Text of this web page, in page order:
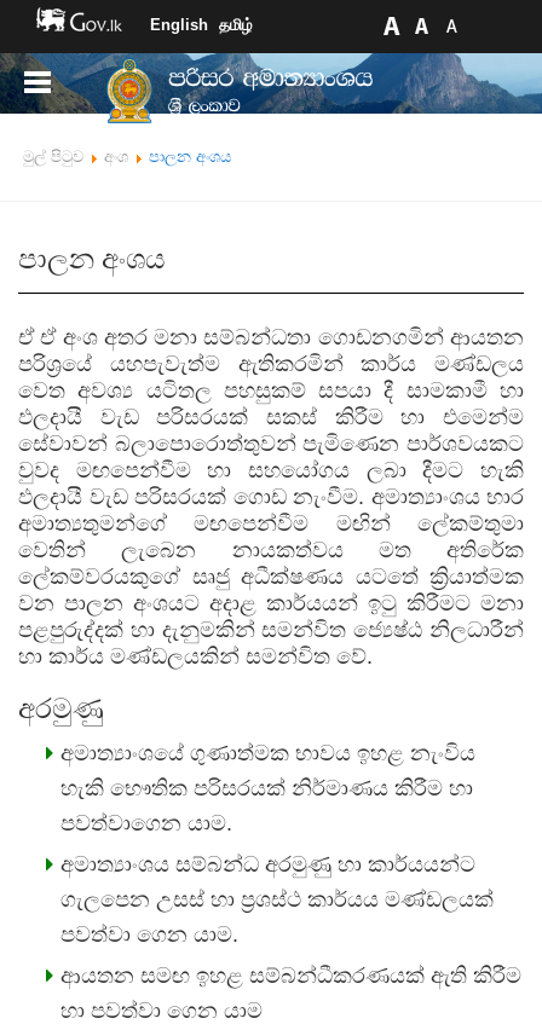
English தமிழ்
මුල් පිටුව අංශ පාලන අංශය
පාලන අංශය
ඒ ඒ අංශ අතර මනා සම්බන්ධතා ගොඩනගමින් ආයතන
පරිශ්‍රයේ යහපැවැත්ම ඇතිකරමින් කාර්ය මණ්ඩලය
වෙත අවශ්‍ය යටිතල පහසුකම් සපයා දී සාමකාමී හා
ඵලදායී වැඩ පරිසරයක් සකස් කිරීම හා එමෙන්ම
සේවාවන් බලාපොරොත්තුවන් පැමිණෙන පාර්ශවයකට
වුවද මඟපෙන්වීම හා සහයෝගය ලබා දීමට හැකි
ඵලදායී වැඩ පරිසරයක් ගොඩ නැංවීම. අමාත්‍යාංශය භාර
අමාත්‍යතුමන්ගේ මඟපෙන්වීම මඟින් ලේකම්තුමා
වෙතින් ලැබෙන නායකත්වය මත අතිරේක
ලේකම්වරයකුගේ සෘජු අධීක්ෂණය යටතේ ක්‍රියාත්මක
වන පාලන අංශයට අදාළ කාර්යයන් ඉටු කිරීමට මනා
පළපුරුද්දක් හා දැනුමකින් සමන්විත ජ්‍යෙෂ්ඨ නිලධාරීන්
හා කාර්ය මණ්ඩලයකින් සමන්විත වේ.
අරමුණු
අමාත්‍යාංශයේ ගුණාත්මක භාවය ඉහළ නැංවිය
හැකි භෞතික පරිසරයක් නිර්මාණය කිරීම හා
පවත්වාගෙන යාම.
අමාත්‍යාංශය සම්බන්ධ අරමුණු හා කාර්යයන්ට
ගැලපෙන උසස් හා ප්‍රශස්ථ කාර්යය මණ්ඩලයක්
පවත්වා ගෙන යාම.
ආයතන සමඟ ඉහළ සම්බන්ධීකරණයක් ඇති කිරීම
හා පවත්වා ගෙන යාම